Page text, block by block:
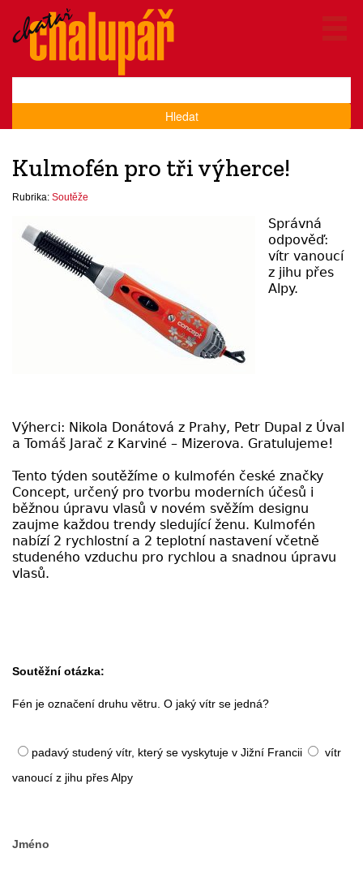
Hledat
Kulmofén pro tři výherce!
Rubrika: Soutěže
Správná
odpověď:
vítr vanoucí
z jihu přes
Alpy.
Výherci: Nikola Donátová z Prahy, Petr Dupal z Úval
a Tomáš Jarač z Karviné – Mizerova. Gratulujeme!
Tento týden soutěžíme o kulmofén české značky
Concept, určený pro tvorbu moderních účesů i
běžnou úpravu vlasů v novém svěžím designu
zaujme každou trendy sledující ženu. Kulmofén
nabízí 2 rychlostní a 2 teplotní nastavení včetně
studeného vzduchu pro rychlou a snadnou úpravu
vlasů.
Soutěžní otázka:
Fén je označení druhu větru. O jaký vítr se jedná?
padavý studený vítr, který se vyskytuje v Jižní Francii
vítr
vanoucí z jihu přes Alpy
Jméno